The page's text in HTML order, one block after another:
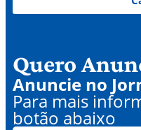
Quero
Anuncie no
Para mais
botão abaixo